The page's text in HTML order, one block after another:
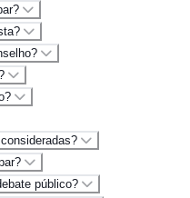
público?